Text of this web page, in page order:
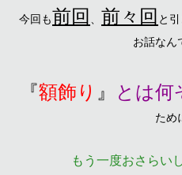
今回も前回、 前々回 と
お話なん
『額飾り 』 とは何
ため
もう一度おさらい